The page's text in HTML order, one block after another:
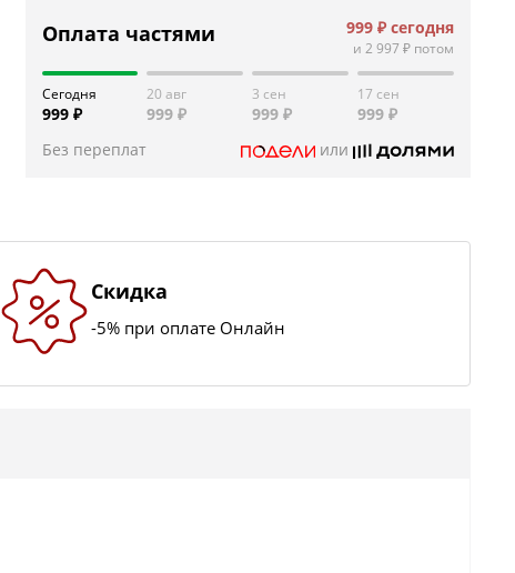
Оплата частями 999 ₽сегодня
и 2 997 ₽потом
Сегодня
999 ₽
20 авг
999 ₽
3 сен
999 ₽
17 сен
999 ₽
Без переплат
или
Скидка
-5% при оплате Онлайн